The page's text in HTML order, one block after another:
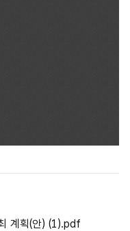
계획(안) (1).pdf